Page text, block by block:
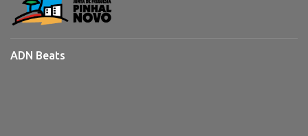
ADN Beats